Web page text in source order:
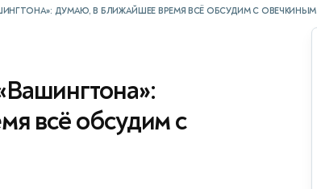
ДУМАЮ, В БЛИЖАЙШЕЕ ВРЕМЯ ВСЁ ОБСУДИМ С ОВЕЧКИНЫМ
всё обсудим с